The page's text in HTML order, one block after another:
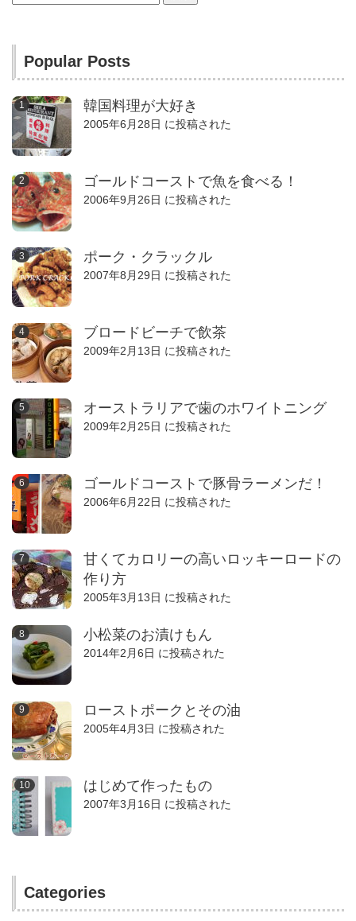
索:
Popular Posts
韓国料理が大好き
2005年6月28日 に投稿された
ゴールドコーストで魚を食べる！
2006年9月26日 に投稿された
ポーク・クラックル
2007年8月29日 に投稿された
ブロードビーチで飲茶
2009年2月13日 に投稿された
オーストラリアで歯のホワイトニング
2009年2月25日 に投稿された
ゴールドコーストで豚骨ラーメンだ！
2006年6月22日 に投稿された
甘くてカロリーの高いロッキーロードの
作り方
2005年3月13日 に投稿された
小松菜のお漬けもん
2014年2月6日 に投稿された
ローストポークとその油
2005年4月3日 に投稿された
はじめて作ったもの
2007年3月16日 に投稿された
Categories